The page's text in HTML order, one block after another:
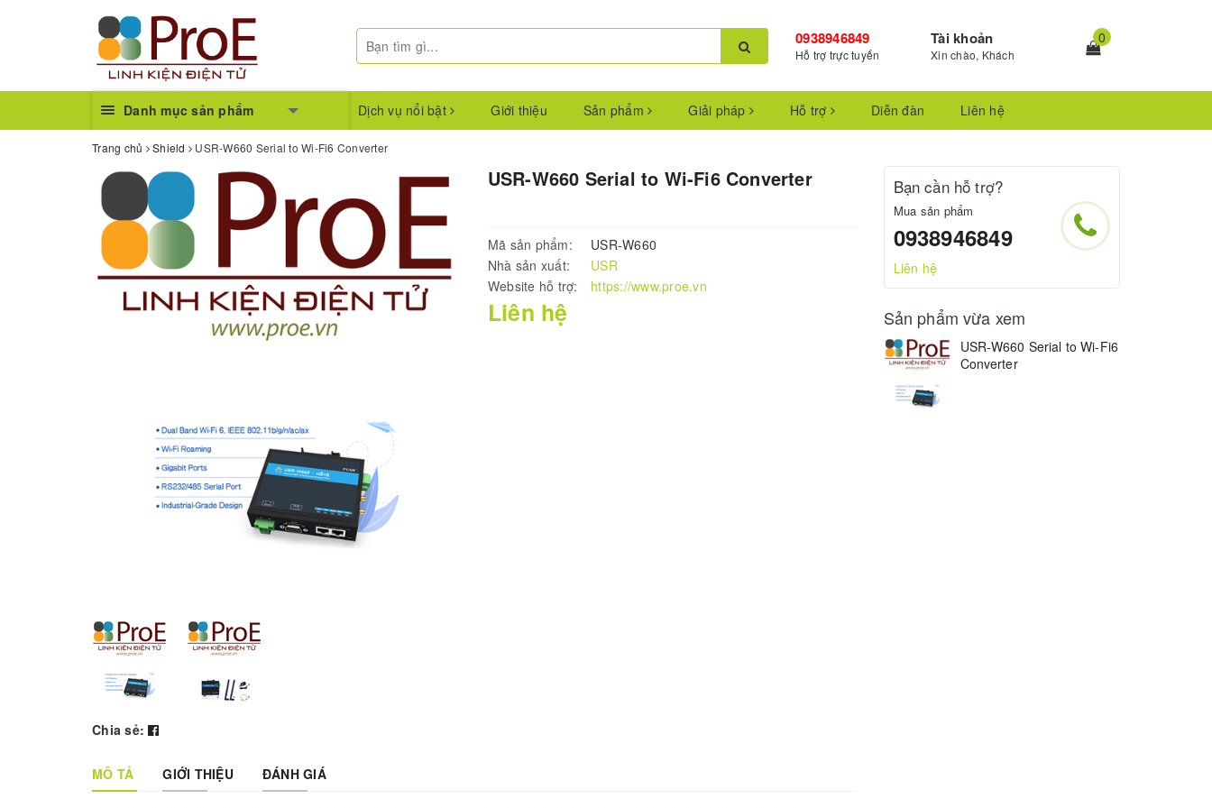
0938946849
Hỗ trợ trực tuyến
Tài khoản
Xin chào, Khách
0
Danh mục sản phẩm Dịch vụ nổi bật Giới thiệu Sản phẩm Giải pháp Hỗ trợ Diễn đàn Liên hệ
Trang chủ Shield USR-W660 Serial to Wi-Fi6 Converter
Chia sẻ:
USR-W660 Serial to Wi-Fi6 Converter
Mã sản phẩm:
USR-W660
Nhà sản xuất:
USR
Website hỗ trợ:
https://www.proe.vn
Liên hệ
MÔ TẢ GIỚI THIỆU ĐÁNH GIÁ
Bạn cần hỗ trợ?
Mua sản phẩm
0938946849
Liên hệ
Sản phẩm vừa xem
USR-W660 Serial to Wi-Fi6
Converter